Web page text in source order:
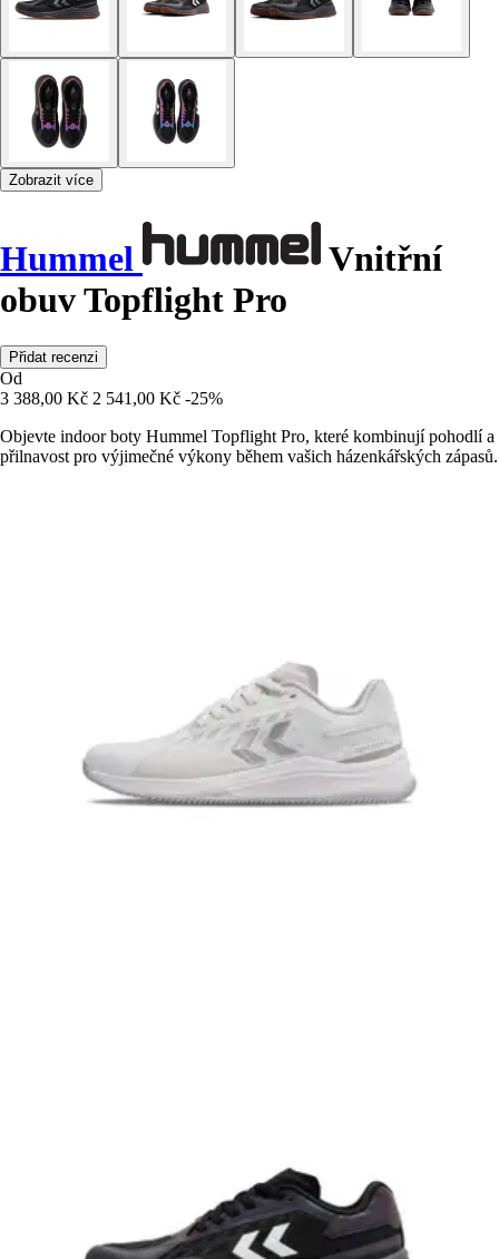
Zobrazit více
Hummel
Vnitřní
obuv Topflight Pro
Přidat recenzi
Od
3 388,00 Kč 2 541,00 Kč -25%
Objevte indoor boty Hummel Topflight Pro, které kombinují pohodlí a
přilnavost pro výjimečné výkony během vašich házenkářských zápasů.